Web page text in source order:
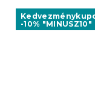
-10% "MINUSZ10"